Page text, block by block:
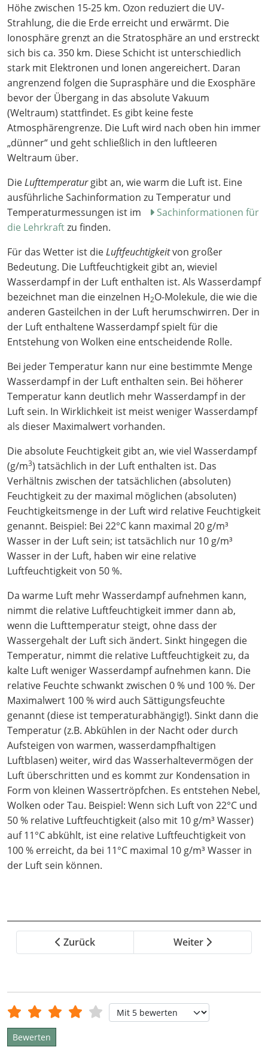
Höhe zwischen 15-25 km. Ozon reduziert die UV-
Strahlung, die die Erde erreicht und erwärmt. Die
Ionosphäre grenzt an die Stratosphäre an und erstreckt
sich bis ca. 350 km. Diese Schicht ist unterschiedlich
stark mit Elektronen und Ionen angereichert. Daran
angrenzend folgen die Suprasphäre und die Exosphäre
bevor der Übergang in das absolute Vakuum
(Weltraum) stattfindet. Es gibt keine feste
Atmosphärengrenze. Die Luft wird nach oben hin immer
„dünner“ und geht schließlich in den luftleeren
Weltraum über.
DieLufttemperaturgibt an, wie warm die Luft ist. Eine
ausführliche Sachinformation zu Temperatur und
Temperaturmessungen ist im
Sachinformationen für
die Lehrkraftzu finden.
Für das Wetter ist dieLuftfeuchtigkeitvon großer
Bedeutung. Die Luftfeuchtigkeit gibt an, wieviel
Wasserdampf in der Luft enthalten ist. Als Wasserdampf
bezeichnet man die einzelnen H2O-Molekule, die wie die
anderen Gasteilchen in der Luft herumschwirren. Der in
der Luft enthaltene Wasserdampf spielt für die
Entstehung von Wolken eine entscheidende Rolle.
Bei jeder Temperatur kann nur eine bestimmte Menge
Wasserdampf in der Luft enthalten sein. Bei höherer
Temperatur kann deutlich mehr Wasserdampf in der
Luft sein. In Wirklichkeit ist meist weniger Wasserdampf
als dieser Maximalwert vorhanden.
Die absolute Feuchtigkeit gibt an, wie viel Wasserdampf
(g/m3) tatsächlich in der Luft enthalten ist. Das
Verhältnis zwischen der tatsächlichen (absoluten)
Feuchtigkeit zu der maximal möglichen (absoluten)
Feuchtigkeitsmenge in der Luft wird relative Feuchtigkeit
genannt. Beispiel: Bei 22°C kann maximal 20 g/m³
Wasser in der Luft sein; ist tatsächlich nur 10 g/m³
Wasser in der Luft, haben wir eine relative
Luftfeuchtigkeit von 50 %.
Da warme Luft mehr Wasserdampf aufnehmen kann,
nimmt die relative Luftfeuchtigkeit immer dann ab,
wenn die Lufttemperatur steigt, ohne dass der
Wassergehalt der Luft sich ändert. Sinkt hingegen die
Temperatur, nimmt die relative Luftfeuchtigkeit zu, da
kalte Luft weniger Wasserdampf aufnehmen kann. Die
relative Feuchte schwankt zwischen 0 % und 100 %. Der
Maximalwert 100 % wird auch Sättigungsfeuchte
genannt (diese ist temperaturabhängig!). Sinkt dann die
Temperatur (z.B. Abkühlen in der Nacht oder durch
Aufsteigen von warmen, wasserdampfhaltigen
Luftblasen) weiter, wird das Wasserhaltevermögen der
Luft überschritten und es kommt zur Kondensation in
Form von kleinen Wassertröpfchen. Es entstehen Nebel,
Wolken oder Tau. Beispiel: Wenn sich Luft von 22°C und
50 % relative Luftfeuchtigkeit (also mit 10 g/m³ Wasser)
auf 11°C abkühlt, ist eine relative Luftfeuchtigkeit von
100 % erreicht, da bei 11°C maximal 10 g/m³ Wasser in
der Luft sein können.
Zurück Weiter
Bewertung: /5 Bitte bewerten